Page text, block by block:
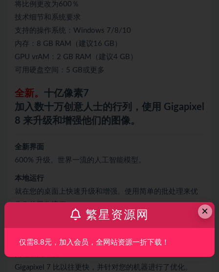
将比例更改为600％
技术细节和系统要求
支持的操作系统：Windows 7/8/10
内存：8 GB RAM（建议16 GB）
GPU vrAM：2 GB RAM（建议4 GB）
可用硬盘空间：5 GB或更多
全新。 十亿像素7
加入数十万创意人士的行列，使用 Gigapixel
8 来升级和增强他们的图像。
全新界面
600% 升级。世界一流的人工智能模型。
本地运行
就在您的桌面上快速升级和增强。使用简单的批处理来优
Gigapixel 7 比以往更快，并针对您的机器进行了优化。
×
繁星资源网
仅需8.8元，加入会员，全网站资源一折下载！